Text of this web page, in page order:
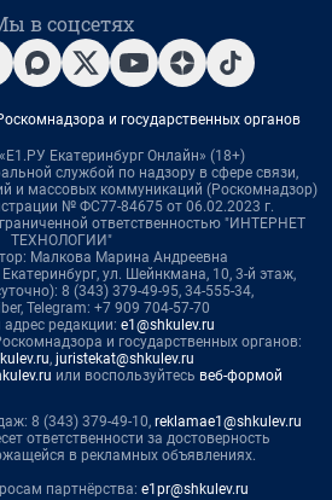
в соцсетях
и государственных органов
Екатеринбург Онлайн» (18+)
службой по надзору в сфере связи,
и массовых коммуникаций (Роскомнадзор)
№ ФС77-84675 от 06.02.2023 г.
ответственностью "ИНТЕРНЕТ
ТЕХНОЛОГИИ"
Малкова Марина Андреевна
ул. Шейнкмана, 10, 3-й этаж,
8 (343) 379-49-95, 34-555-34,
Telegram: +7 909 704-57-70
редакции: e1@shkulev.ru
и государственных органов:
, juristekat@shkulev.ru
или воспользуйтесь веб-формой
8 (343) 379-49-10, reklamae1@shkulev.ru
ответственности за достоверность
в рекламных объявлениях.
партнёрства: e1pr@shkulev.ru